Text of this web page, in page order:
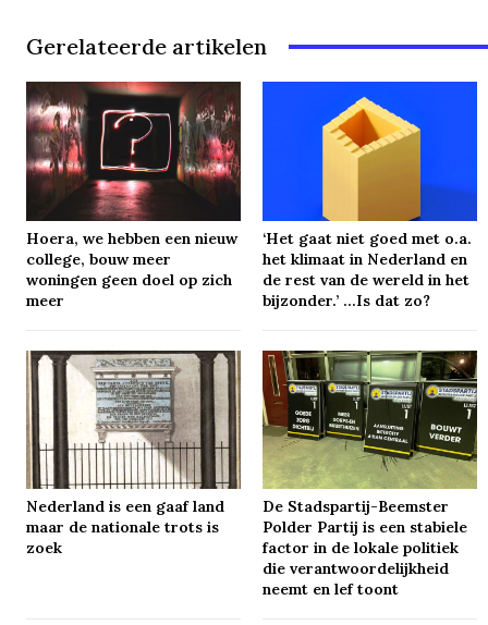
Gerelateerde artikelen
Hoera, we hebben een nieuw
college, bouw meer
woningen geen doel op zich
meer
‘Het gaat niet goed met o.a.
het klimaat in Nederland en
de rest van de wereld in het
bijzonder.’ …Is dat zo?
Nederland is een gaaf land
maar de nationale trots is
zoek
De Stadspartij-Beemster
Polder Partij is een stabiele
factor in de lokale politiek
die verantwoordelijkheid
neemt en lef toont